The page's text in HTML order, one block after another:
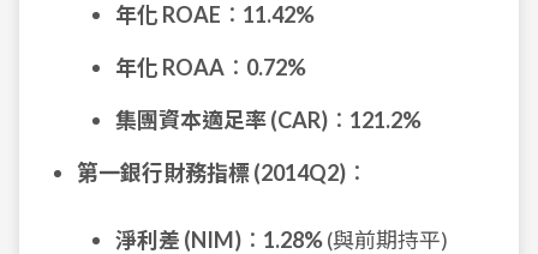
年化 ROAE ： 11.42%
年化 ROAA ： 0.72%
集團資本適足率 (CAR) ： 121.2%
第一銀行財務指標 (2014Q2) ：
淨利差 (NIM) ： 1.28%(與前期持平)